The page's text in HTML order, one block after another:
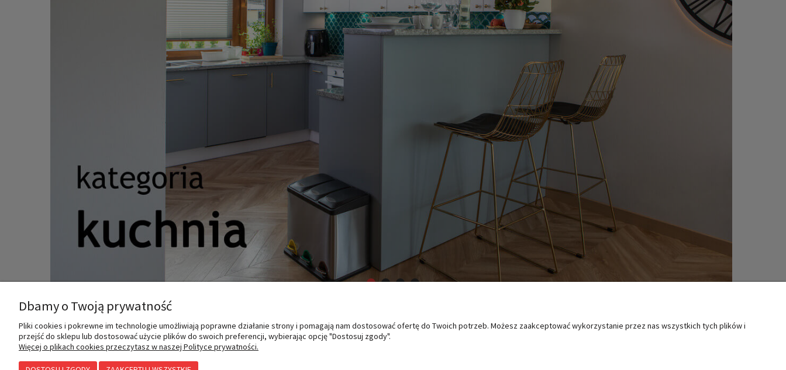
MOJE KONTO INFORMACJE O NAS
Dbamy o Twoją prywatność
Pliki cookies i pokrewne im technologie umożliwiają poprawne działanie strony i pomagają nam dostosować ofertę do Twoich potrzeb. Możesz zaakceptować wykorzystanie przez nas wszystkich tych plików i
przejść do sklepu lub dostosować użycie plików do swoich preferencji, wybierając opcję "Dostosuj zgody".
Więcej o plikach cookies przeczytasz w naszej Polityce prywatności.